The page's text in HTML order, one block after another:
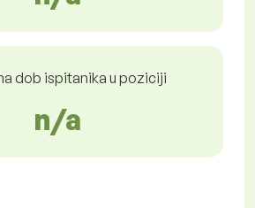
dob ispitanika u poziciji
n/a